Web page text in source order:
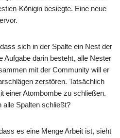
Königin besiegte. Eine neue
sich in der Spalte ein Nest der
Aufgabe darin besteht, alle Nester
mit der Community will er
zerstören. Tatsächlich
einer Atombombe zu schließen.
alle Spalten schließt?
es eine Menge Arbeit ist, sieht